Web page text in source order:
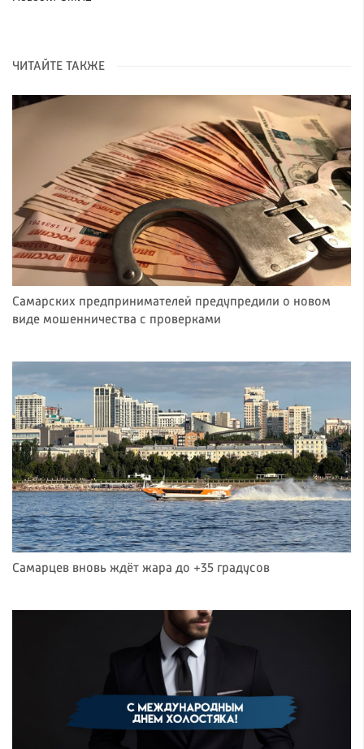
ЧИТАЙТЕ ТАКЖЕ
Самарских предпринимателей предупредили о новом
виде мошенничества с проверками
Самарцев вновь ждёт жара до +35 градусов